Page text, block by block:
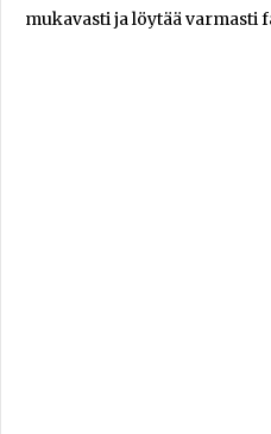
mukavasti ja löytää varmasti